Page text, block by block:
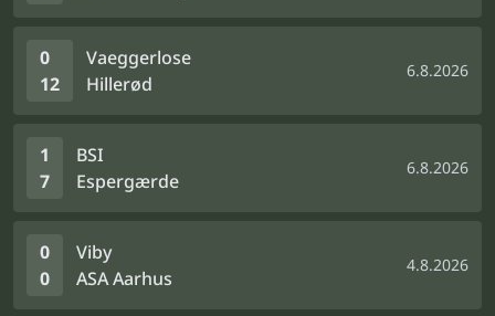
0
12
Vaeggerlose
Hillerød
6.8.2026
1
7
BSI
Espergærde
6.8.2026
0
0
Viby
ASA Aarhus
4.8.2026